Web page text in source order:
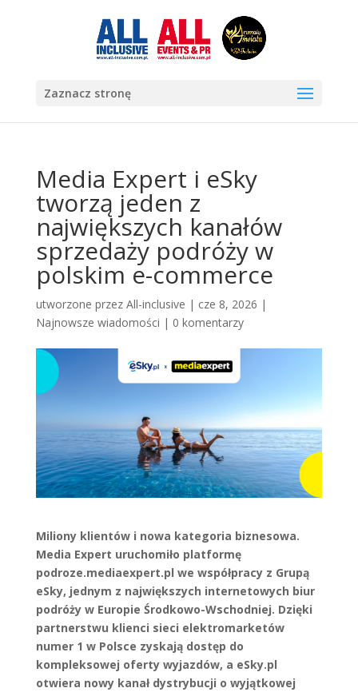
Zaznacz stronę
Media Expert i eSky
tworzą jeden z
największych kanałów
sprzedaży podróży w
polskim e-commerce
utworzone przez All-inclusive | cze 8, 2026 |
Najnowsze wiadomości | 0 komentarzy
Miliony klientów i nowa kategoria biznesowa.
Media Expert uruchomiło platformę
podroze.mediaexpert.pl we współpracy z Grupą
eSky, jednym z największych internetowych biur
podróży w Europie Środkowo-Wschodniej. Dzięki
partnerstwu klienci sieci elektromarketów
numer 1 w Polsce zyskają dostęp do
kompleksowej oferty wyjazdów, a eSky.pl
otwiera nowy kanał dystrybucji o wyjątkowej